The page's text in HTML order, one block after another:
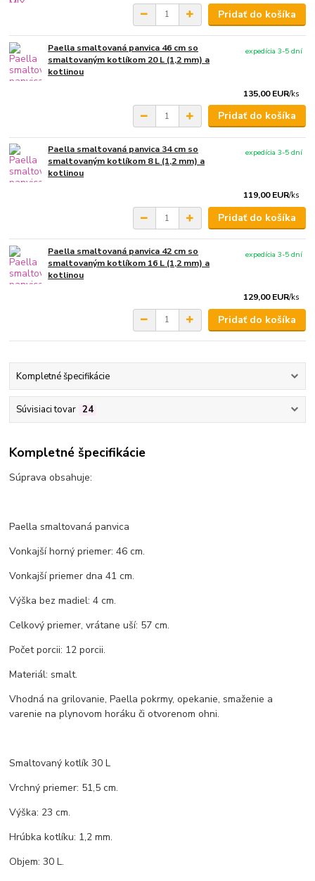
Pridať do košíka
Paella smaltovaná panvica 46 cm so
smaltovaným kotlíkom 20 L (1,2 mm) a
kotlinou
135,00 EUR/ks
expedícia 3-5 dní
Pridať do košíka
Paella smaltovaná panvica 34 cm so
smaltovaným kotlíkom 8 L (1,2 mm) a
kotlinou
119,00 EUR/ks
expedícia 3-5 dní
Pridať do košíka
Paella smaltovaná panvica 42 cm so
smaltovaným kotlíkom 16 L (1,2 mm) a
kotlinou
129,00 EUR/ks
expedícia 3-5 dní
Pridať do košíka
Kompletné špecifikácie
Súvisiaci tovar 24
Kompletné špecifikácie
Súprava obsahuje:
Paella smaltovaná panvica
Vonkajší horný priemer: 46 cm.
Vonkajší priemer dna 41 cm.
Výška bez madiel: 4 cm.
Celkový priemer, vrátane uší: 57 cm.
Počet porcii: 12 porcii.
Materiál: smalt.
Vhodná na grilovanie, Paella pokrmy, opekanie, smaženie a
varenie na plynovom horáku či otvorenom ohni.
Smaltovaný kotlík 30 L
Vrchný priemer: 51,5 cm.
Výška: 23 cm.
Hrúbka kotlíku: 1,2 mm.
Objem: 30 L.